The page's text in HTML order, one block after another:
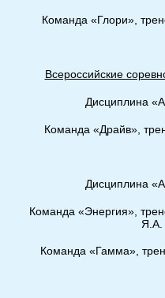
Команда «Глори»,
Всероссийские
Дисциплина
Команда «Драйв»,
Дисциплина
Команда «Энергия»,
Я.А.
Команда «Гамма»,